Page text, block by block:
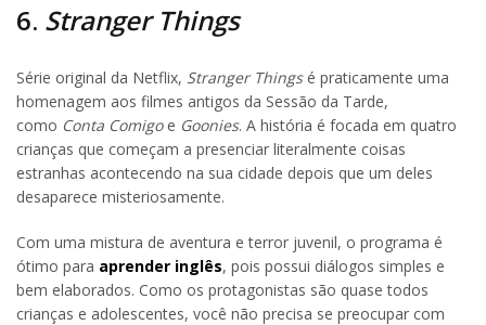
6. Stranger Things
Série original da Netflix, Stranger Thingsé praticamente uma
homenagem aos filmes antigos da Sessão da Tarde,
como Conta Comigoe Goonies. A história é focada em quatro
crianças que começam a presenciar literalmente coisas
estranhas acontecendo na sua cidade depois que um deles
desaparece misteriosamente.
Com uma mistura de aventura e terror juvenil, o programa é
ótimo para aprender inglês, pois possui diálogos simples e
bem elaborados. Como os protagonistas são quase todos
crianças e adolescentes, você não precisa se preocupar com